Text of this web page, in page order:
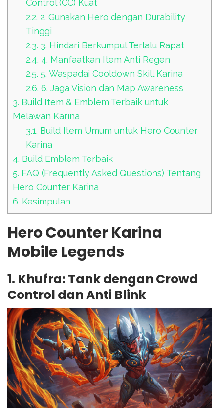
Control (CC) Kuat
2.2. 2. Gunakan Hero dengan Durability
Tinggi
2.3. 3. Hindari Berkumpul Terlalu Rapat
2.4. 4. Manfaatkan Item Anti Regen
2.5. 5. Waspadai Cooldown Skill Karina
2.6. 6. Jaga Vision dan Map Awareness
3. Build Item & Emblem Terbaik untuk
Melawan Karina
3.1. Build Item Umum untuk Hero Counter
Karina
4. Build Emblem Terbaik
5. FAQ (Frequently Asked Questions) Tentang
Hero Counter Karina
6. Kesimpulan
Hero Counter Karina
Mobile Legends
1. Khufra: Tank dengan Crowd
Control dan Anti Blink